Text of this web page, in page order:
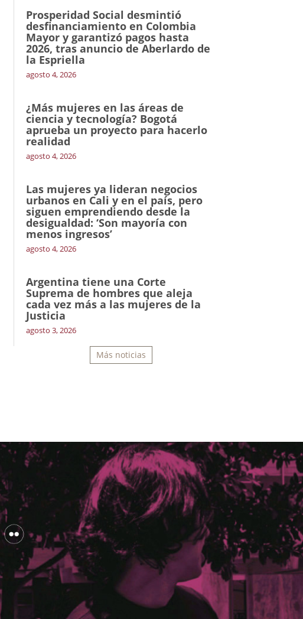
Prosperidad Social desmintió
desfinanciamiento en Colombia
Mayor y garantizó pagos hasta
2026, tras anuncio de Aberlardo de
la Espriella
agosto 4, 2026
¿Más mujeres en las áreas de
ciencia y tecnología? Bogotá
aprueba un proyecto para hacerlo
realidad
agosto 4, 2026
Las mujeres ya lideran negocios
urbanos en Cali y en el país, pero
siguen emprendiendo desde la
desigualdad: ‘Son mayoría con
menos ingresos’
agosto 4, 2026
Argentina tiene una Corte
Suprema de hombres que aleja
cada vez más a las mujeres de la
Justicia
agosto 3, 2026
Más noticias